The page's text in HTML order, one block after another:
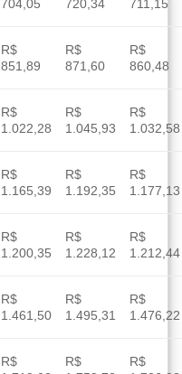
704,05 720,34 711,15
R$
851,89
R$
871,60
R$
860,48
R$
1.022,28
R$
1.045,93
R$
1.032,58
R$
1.165,39
R$
1.192,35
R$
1.177,13
R$
1.200,35
R$
1.228,12
R$
1.212,44
R$
1.461,50
R$
1.495,31
R$
1.476,22
R$
R$
R$